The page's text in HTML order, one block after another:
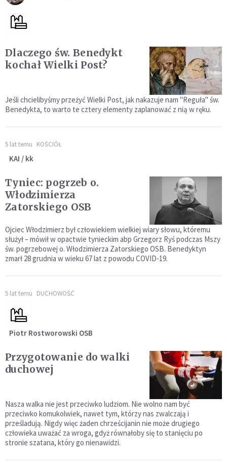
Dlaczego św. Benedykt
kochał Wielki Post?
Jeśli chcielibyśmy przeżyć Wielki Post, jak nakazuje nam "Reguła" św.
Benedykta, to warto te cztery elementy zaplanować z nią w ręku.
5 lat temu KOŚCIÓŁ
KAI / kk
Tyniec: pogrzeb o.
Włodzimierza
Zatorskiego OSB
Ojciec Włodzimierz był człowiekiem wielkiej wiary słowu, któremu
służył – mówił w opactwie tynieckim abp Grzegorz Ryś podczas Mszy
św. pogrzebowej o. Włodzimierza Zatorskiego OSB. Benedyktyn
zmarł 28 grudnia w wieku 67 lat z powodu COVID-19.
5 lat temu DUCHOWOŚĆ
Piotr Rostworowski OSB
Przygotowanie do walki
duchowej
Nasza walka nie jest przeciwko ludziom. Nie wolno nam być
przeciwko komukolwiek, nawet tym, którzy nas zwalczają i
prześladują. Nigdy więc żaden chrześcijanin nie może drugiego
człowieka uważać za wroga, gdyż równałoby się to stanięciu po
stronie szatana, który go nienawidzi.